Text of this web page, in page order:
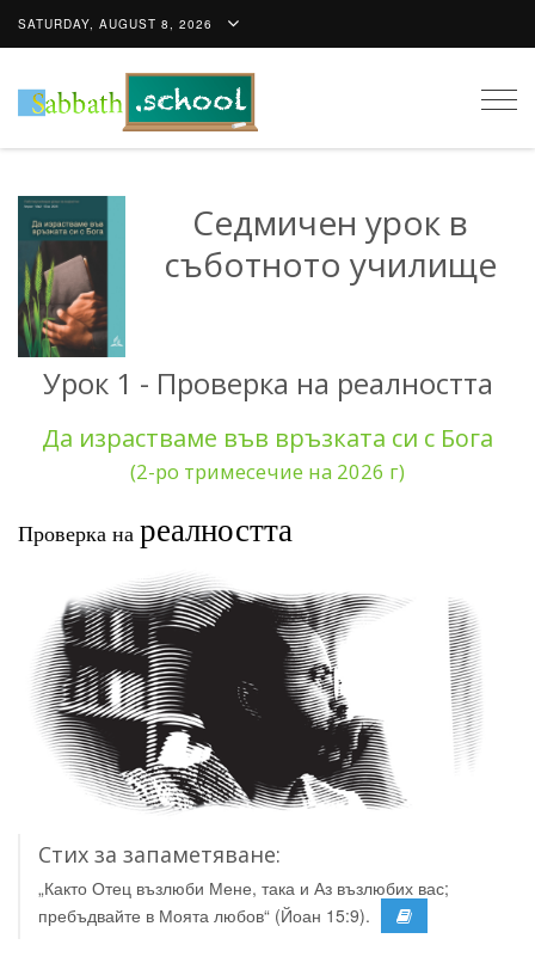
SATURDAY, AUGUST 8, 2026
Седмичен урок в
съботното училище
Урок 1 - Проверка на реалността
Да израстваме във връзката си с Бога
(2-ро тримесечие на 2026 г)
Проверка на реалността
Стих за запаметяване:
„Както Отец възлюби Мене, така и Аз възлюбих вас;
пребъдвайте в Моята любов“ (Йоан 15:9).